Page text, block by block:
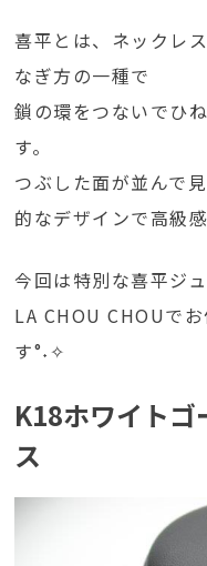
喜平とは、ネックレ
なぎ方の一種で
鎖の環をつないでひ
す。
つぶした面が並んで
的なデザインで高級
今回は特別な喜平ジ
LA CHOU CHOUで
す°˖✧
K18ホワイトゴ
ス